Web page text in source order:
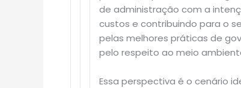
de administração com a
custos e contribuindo para o
pelas melhores práticas de
pelo respeito ao meio
Essa perspectiva é o cenário